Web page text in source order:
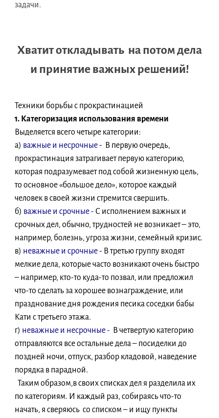
задачи.
Хватит откладывать на потом дела
и принятие важных решений!
Техники борьбы с прокрастинацией
1. Категоризация использования времени
Выделяется всего четыре категории:
а) важные и несрочные- В первую очередь,
прокрастинация затрагивает первую категорию,
которая подразумевает под собой жизненную цель,
то основное «большое дело», которое каждый
человек в своей жизни стремится свершить.
б) важные и срочные - С исполнением важных и
срочных дел, обычно, трудностей не возникает – это,
например, болезнь, угроза жизни, семейный кризис.
в) неважные и срочные- В третью группу входят
мелкие дела, которые часто возникают очень быстро
– например, кто-то куда-то позвал, или предложил
что-то сделать за хорошее вознаграждение, или
празднование дня рождения песика соседки бабы
Кати с третьего этажа.
г) неважные и несрочные - В четвертую категорию
отправляются все остальные дела – посиделки до
поздней ночи, отпуск, разбор кладовой, наведение
порядка в парадной.
Таким образом,в своих списках дел я разделила их
по категориям. И каждый раз, собираясь что-то
начать, я сверяюсь со списком – и ищу пункты